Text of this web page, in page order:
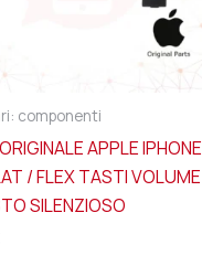
componenti
APPLE IPHONE
/ FLEX TASTI VOLUME
SILENZIOSO